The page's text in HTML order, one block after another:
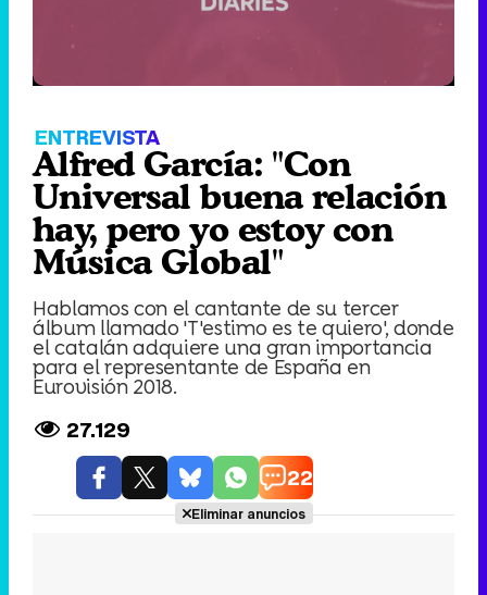
ENTREVISTA
Alfred García: "Con
Universal buena relación
hay, pero yo estoy con
Música Global"
Hablamos con el cantante de su tercer
álbum llamado 'T'estimo es te quiero', donde
el catalán adquiere una gran importancia
para el representante de España en
Eurovisión 2018.
27.129
22
Eliminar anuncios